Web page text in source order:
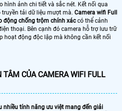
hình ảnh chi tiết và sắc nét. Kết nối qua
tải dữ liệu mượt mà. Camera wifi Full
động chống trộm chính xáccó thể cảnh
thoại. Bên cạnh đó camera hỗ trợ lưu trữ
hoạt động độc lập mà không cần kết nối
TÂM CỦA CAMERA WIFI FULL
nhiều tính năng ưu việt mang đến giải